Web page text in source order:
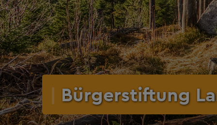
Bürgerstiftung